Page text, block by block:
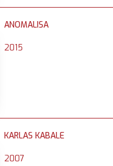
ANOMALISA
2015
KARLAS KABALE
2007